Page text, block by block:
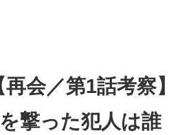
再会／第1話考察】
撃った犯人は誰